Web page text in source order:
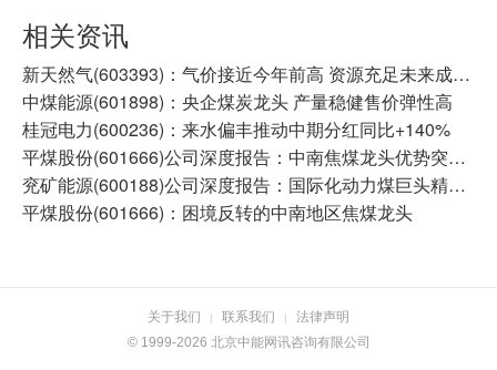
相关资讯
新天然气(603393)：气价接近今年前高 资源充足未来成长可期
中煤能源(601898)：央企煤炭龙头 产量稳健售价弹性高
桂冠电力(600236)：来水偏丰推动中期分红同比+140%
平煤股份(601666)公司深度报告：中南焦煤龙头优势突出 量价修复开启成长空间
兖矿能源(600188)公司深度报告：国际化动力煤巨头精进不止 低长协+海外业务共塑高业绩弹性
平煤股份(601666)：困境反转的中南地区焦煤龙头
关于我们 | 联系我们 |
法律声明
© 1999-2026 北京中能网讯咨询有限公司